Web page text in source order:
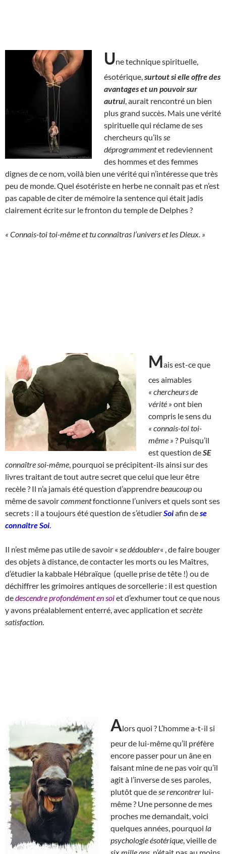
Une technique spirituelle,
ésotérique, surtout si elle offre des
avantages et un pouvoir sur
autrui , aurait rencontré un bien
plus grand succès. Mais une vérité
spirituelle qui réclame de ses
chercheurs qu’ils se
déprogrammentet redeviennent
des hommes et des femmes
dignes de ce nom, voilà bien une vérité qui n’intéresse que très
peu de monde. Quel ésotériste en herbe ne connaît pas et n’est
pas capable de citer de mémoire la sentence qui était jadis
clairement écrite sur le fronton du temple de Delphes ?
« Connais-toi toi-même et tu connaîtras l’univers et les Dieux. »
Mais est-ce que
ces aimables
« chercheurs de
vérité » ont bien
compris le sens du
« connais-toi toi-
même » ? Puisqu’il
est question deSE
connaître soi-même , pourquoi se précipitent-ils ainsi sur des
livres traitant de tout autre secret que celui que leur être
recèle ? Il n’a jamais été question d’apprendre beaucoupou
même de savoircommentfonctionne l’univers et quels sont ses
secrets : il a toujours été question de s’étudierSoiafin dese
connaître Soi
Il n’est même pas utile de savoir « se dédoubler« , de faire bouger
des objets à distance, de contacter les morts ou les Maîtres,
d’étudier la kabbale Hébraïque (quelle prise de tête !) ou de
déchiffrer les grimoires antiques de sorcellerie : il est question
dedescendre profondément en soiet d’exhumer tout ce que nous
y avons préalablement enterré, avec application et secrète
satisfaction
Alors quoi ? L’homme a-t-il si
peur de lui-même qu’il préfère
encore passer pour un âne en
faisant mine de ne pas voir qu’il
agit à l’inverse de ses paroles,
plutôt que de se rencontrer lui-
même ? Une personne de mes
proches me demandait, voici
quelques années, pourquoi la
psychologie ésotérique , vieille de
six mille ans , n’était pas au moins